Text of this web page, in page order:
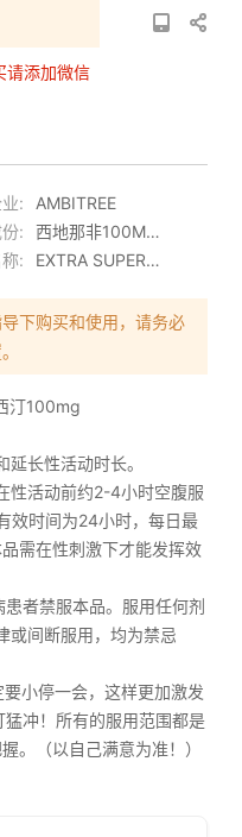
请添加微信
:
AMBITREE
:
西地那非100MG+达泊西汀100MG
: EXTRA SUPER VEGAFORCE/西地那非双效片
下购买和使用，请务必
汀100mg
长性活动时长。
性活动前约2-4小时空腹服
效时间为24小时，每日最
需在性刺激下才能发挥效
者禁服本品。服用任何剂
或间断服用，均为禁忌
小停一会，这样更加激发
猛冲！所有的服用范围都是
。（以自己满意为准！）